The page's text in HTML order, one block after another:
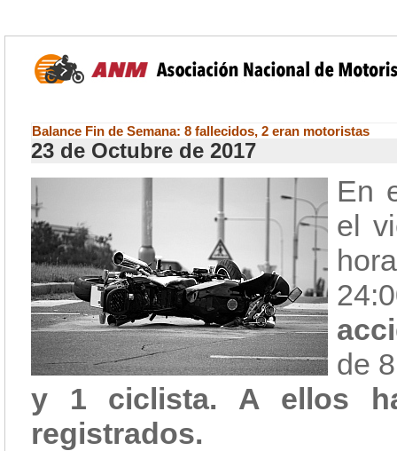
Balance Fin de Semana: 8 fallecidos, 2 eran motoristas
23 de Octubre de 2017
En
el
de
y 1 ciclista. A ellos
registrados.